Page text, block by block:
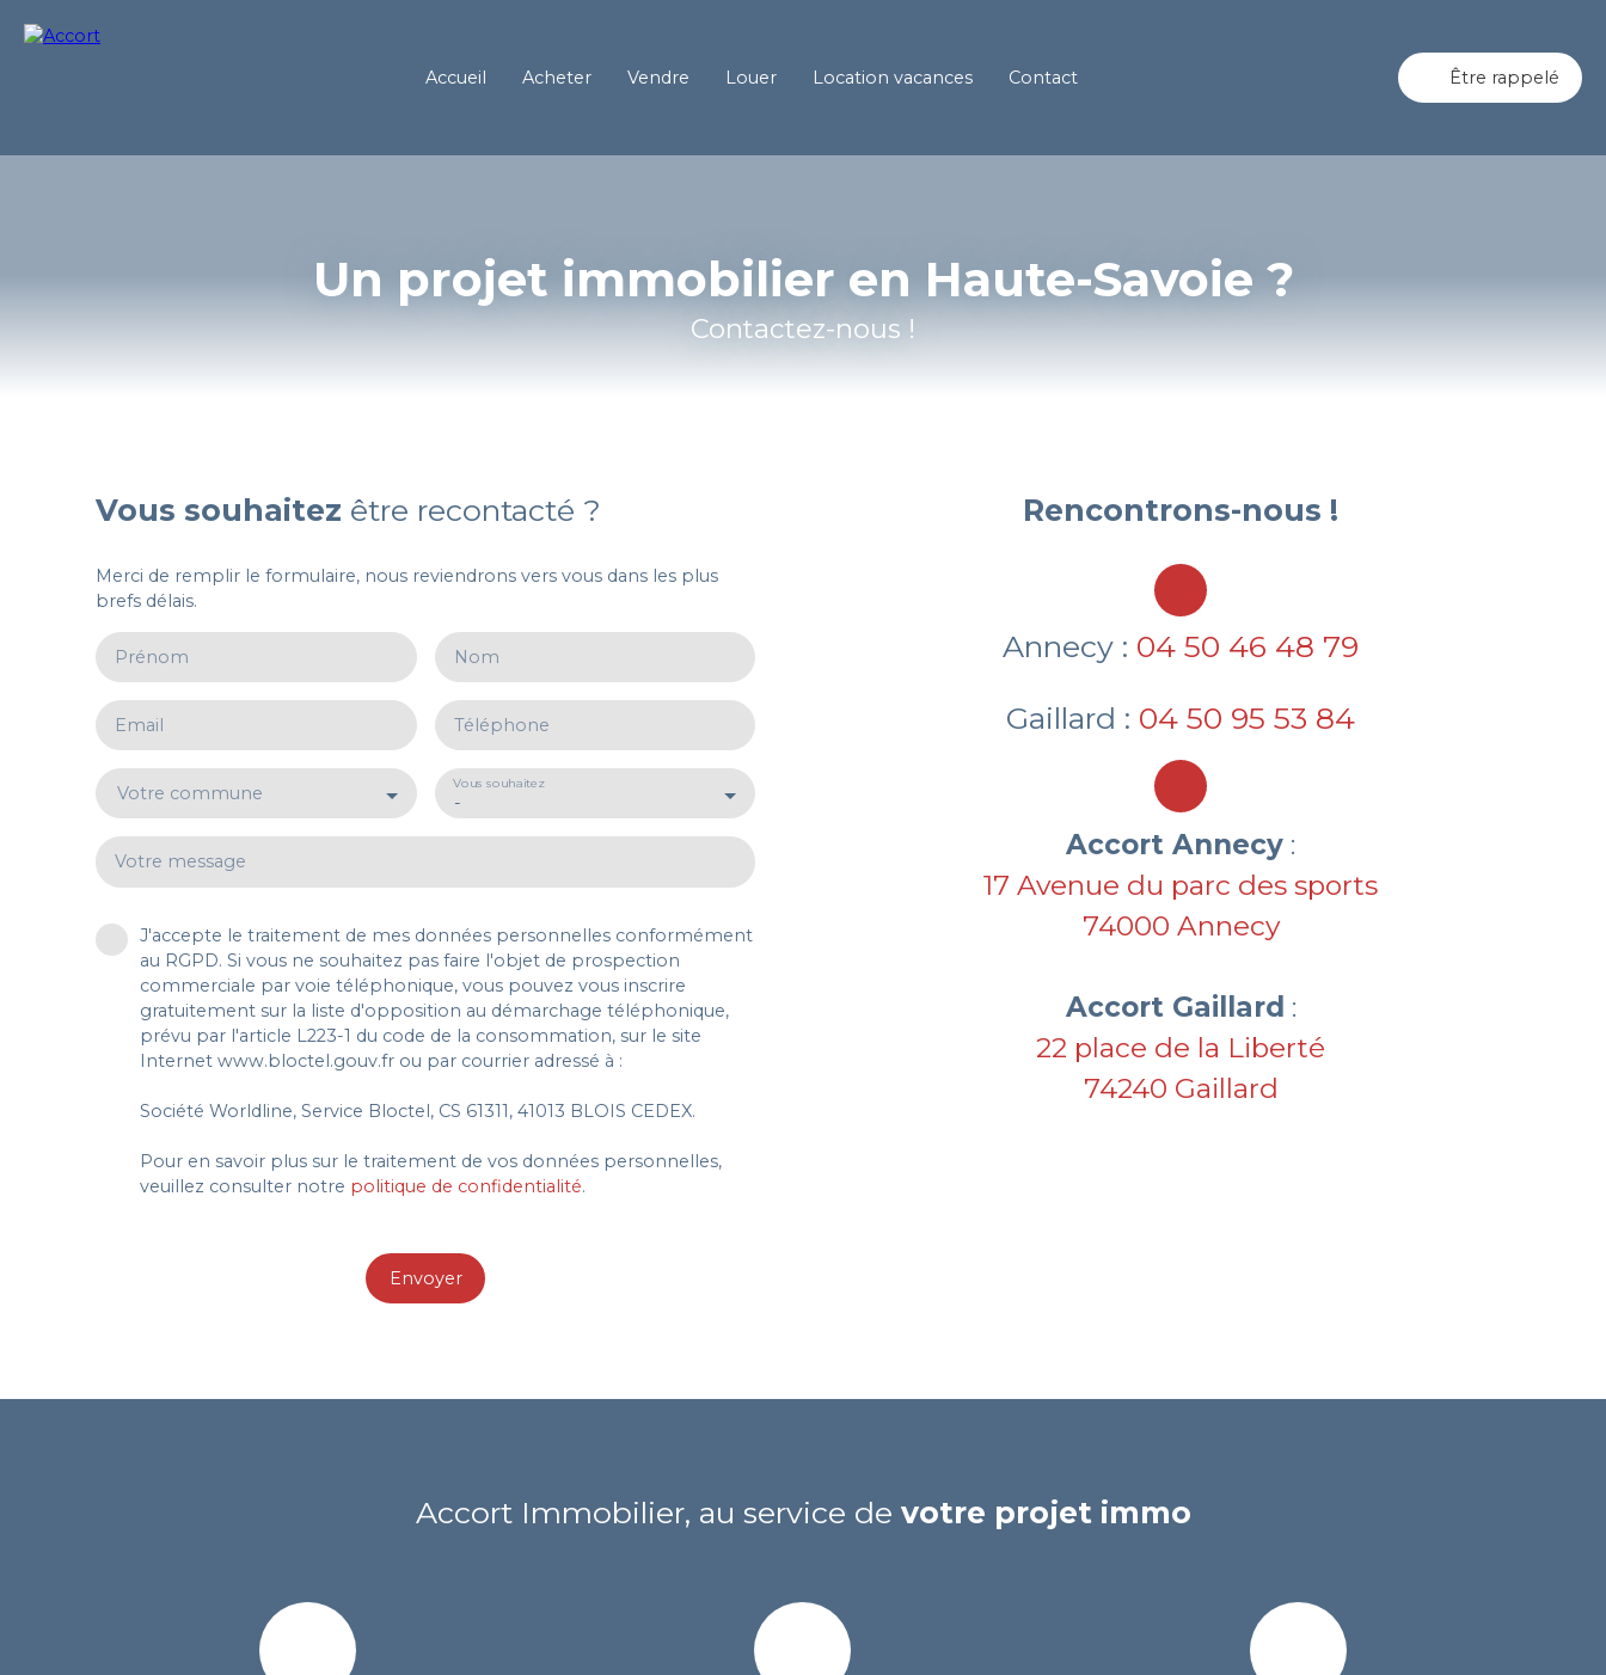
Accueil Acheter Vendre Louer Location vacances Contact Être rappelé
Un projet immobilier en Haute-Savoie ?
Contactez-nous !
Vous souhaitez être recontacté ?
Merci de remplir le formulaire, nous reviendrons vers vous dans les plus
brefs délais.
Prénom Nom
Email Téléphone
Votre commune -
Vous souhaitez
Votre message
J'accepte le traitement de mes données personnelles conformément
au RGPD. Si vous ne souhaitez pas faire l'objet de prospection
commerciale par voie téléphonique, vous pouvez vous inscrire
gratuitement sur la liste d'opposition au démarchage téléphonique,
prévu par l'article L223-1 du code de la consommation, sur le site
Internet www.bloctel.gouv.fr ou par courrier adressé à :
Société Worldline, Service Bloctel, CS 61311, 41013 BLOIS CEDEX.
Pour en savoir plus sur le traitement de vos données personnelles,
veuillez consulter notre politique de confidentialité.
Envoyer
Rencontrons-nous !
Annecy : 04 50 46 48 79
Gaillard : 04 50 95 53 84
Accort Annecy :
17 Avenue du parc des sports
74000 Annecy
Accort Gaillard :
22 place de la Liberté
74240 Gaillard
Accort Immobilier, au service de votre projet immo